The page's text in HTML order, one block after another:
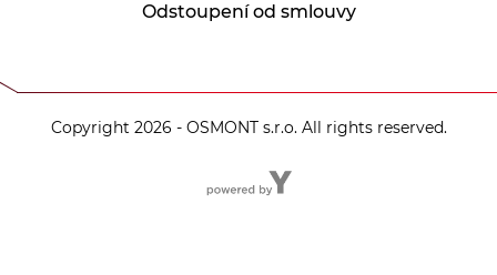
Odstoupení od smlouvy
Copyright 2026 - OSMONT s.r.o. All rights reserved.